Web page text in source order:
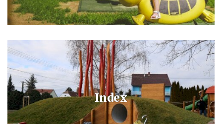
A bükfürdői Sportparkban található a fürdőváros egyik legszebb
játszótere, színes gyerekvilág, ahol a nyári hónapokban ingyenes
sport és játékanimáció működik.
Index